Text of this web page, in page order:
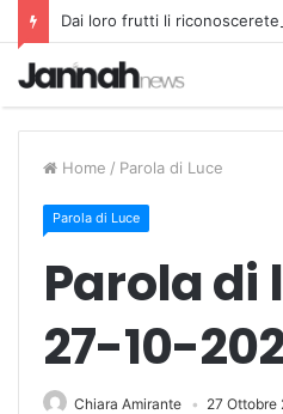
Dai loro frutti li riconoscerete
Home / Parola di Luce
Parola di Luce
Parola di
27-10-
Chiara Amirante 27 Ottobre